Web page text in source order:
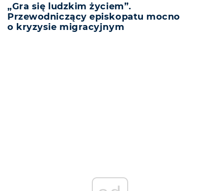
„Gra się ludzkim życiem”.
Przewodniczący episkopatu mocno
o kryzysie migracyjnym